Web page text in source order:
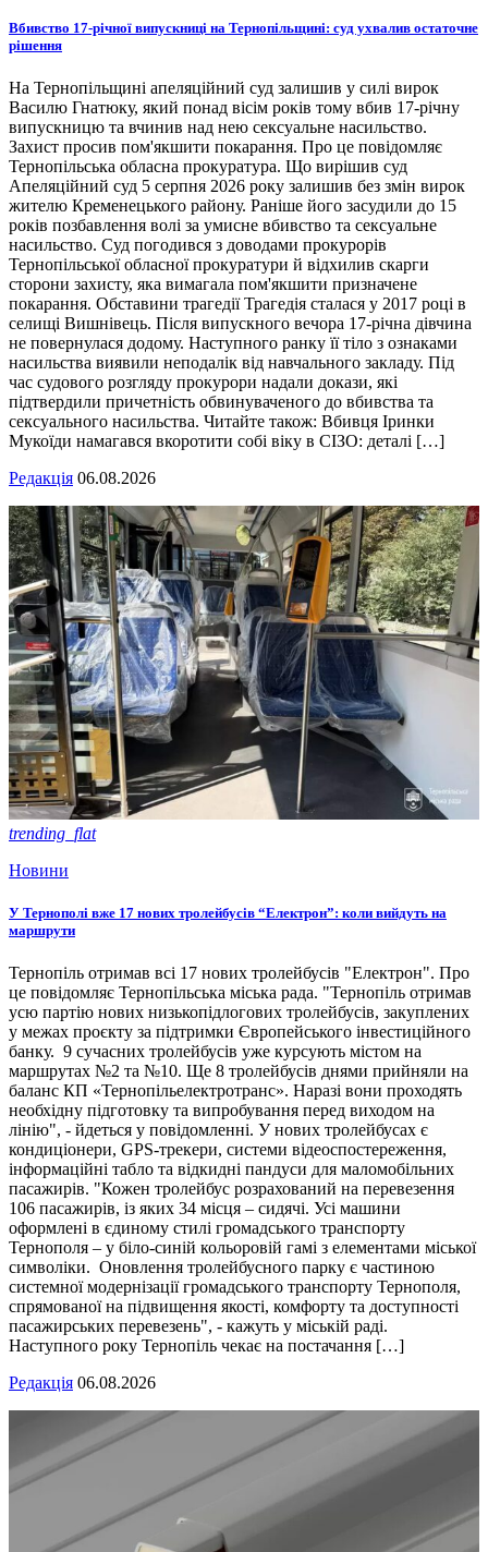
Вбивство 17-річної випускниці на Тернопільщині: суд ухвалив остаточне
рішення
На Тернопільщині апеляційний суд залишив у силі вирок
Василю Гнатюку, який понад вісім років тому вбив 17-річну
випускницю та вчинив над нею сексуальне насильство.
Захист просив пом'якшити покарання. Про це повідомляє
Тернопільська обласна прокуратура. Що вирішив суд
Апеляційний суд 5 серпня 2026 року залишив без змін вирок
жителю Кременецького району. Раніше його засудили до 15
років позбавлення волі за умисне вбивство та сексуальне
насильство. Суд погодився з доводами прокурорів
Тернопільської обласної прокуратури й відхилив скарги
сторони захисту, яка вимагала пом'якшити призначене
покарання. Обставини трагедії Трагедія сталася у 2017 році в
селищі Вишнівець. Після випускного вечора 17-річна дівчина
не повернулася додому. Наступного ранку її тіло з ознаками
насильства виявили неподалік від навчального закладу. Під
час судового розгляду прокурори надали докази, які
підтвердили причетність обвинуваченого до вбивства та
сексуального насильства. Читайте також: Вбивця Іринки
Мукоїди намагався вкоротити собі віку в СІЗО: деталі […]
Редакція 06.08.2026
trending_flat
Новини
У Тернополі вже 17 нових тролейбусів “Електрон”: коли вийдуть на
маршрути
Тернопіль отримав всі 17 нових тролейбусів "Електрон". Про
це повідомляє Тернопільська міська рада. "Тернопіль отримав
усю партію нових низькопідлогових тролейбусів, закуплених
у межах проєкту за підтримки Європейського інвестиційного
банку. 9 сучасних тролейбусів уже курсують містом на
маршрутах №2 та №10. Ще 8 тролейбусів днями прийняли на
баланс КП «Тернопільелектротранс». Наразі вони проходять
необхідну підготовку та випробування перед виходом на
лінію", - йдеться у повідомленні. У нових тролейбусах є
кондиціонери, GPS-трекери, системи відеоспостереження,
інформаційні табло та відкидні пандуси для маломобільних
пасажирів. "Кожен тролейбус розрахований на перевезення
106 пасажирів, із яких 34 місця – сидячі. Усі машини
оформлені в єдиному стилі громадського транспорту
Тернополя – у біло-синій кольоровій гамі з елементами міської
символіки. Оновлення тролейбусного парку є частиною
системної модернізації громадського транспорту Тернополя,
спрямованої на підвищення якості, комфорту та доступності
пасажирських перевезень", - кажуть у міській раді.
Наступного року Тернопіль чекає на постачання […]
Редакція 06.08.2026